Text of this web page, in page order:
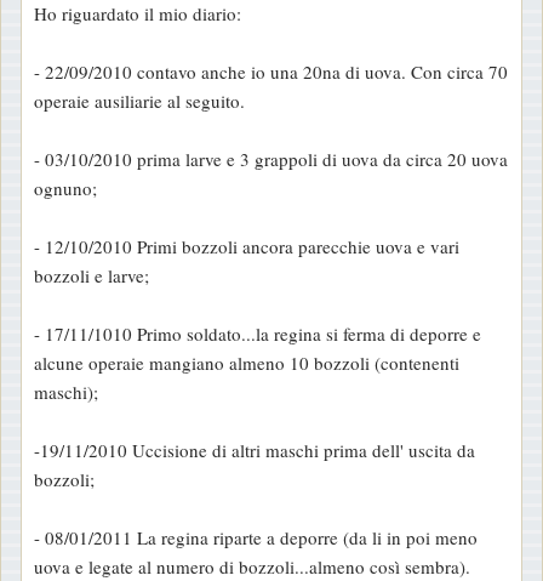
Ho riguardato il mio diario:
- 22/09/2010 contavo anche io una 20na di uova. Con circa 70
operaie ausiliarie al seguito.
- 03/10/2010 prima larve e 3 grappoli di uova da circa 20 uova
ognuno;
- 12/10/2010 Primi bozzoli ancora parecchie uova e vari
bozzoli e larve;
- 17/11/1010 Primo soldato...la regina si ferma di deporre e
alcune operaie mangiano almeno 10 bozzoli (contenenti
maschi);
-19/11/2010 Uccisione di altri maschi prima dell' uscita da
bozzoli;
- 08/01/2011 La regina riparte a deporre (da li in poi meno
uova e legate al numero di bozzoli...almeno così sembra).